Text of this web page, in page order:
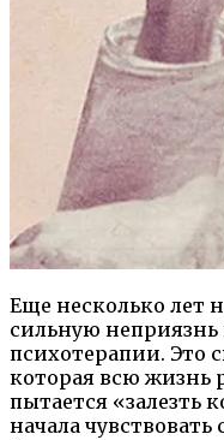
Еще несколько лет
сильную неприязнь
психотерапии. Это
которая всю жизнь
пытается «залезть
начала чувствовать